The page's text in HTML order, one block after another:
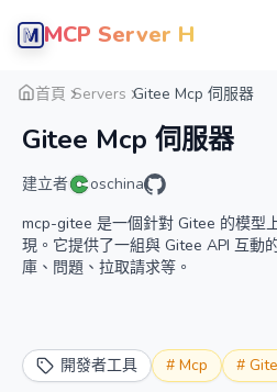
MCP Server Hub
首頁 Servers Gitee Mcp 伺服器
Gitee Mcp 伺服器
建立者
oschina
mcp-gitee 是一個針對 Gitee 的模型
現。它提供了一組與 Gitee API 互動
庫、問題、拉取請求等。
開發者工具 # Mcp #
概覽 詳細